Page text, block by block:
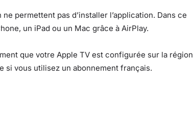
permettent pas d’installer l’application. Dans ce
un iPad ou un Mac grâce à AirPlay.
que votre Apple TV est configurée sur la région
si vous utilisez un abonnement français.